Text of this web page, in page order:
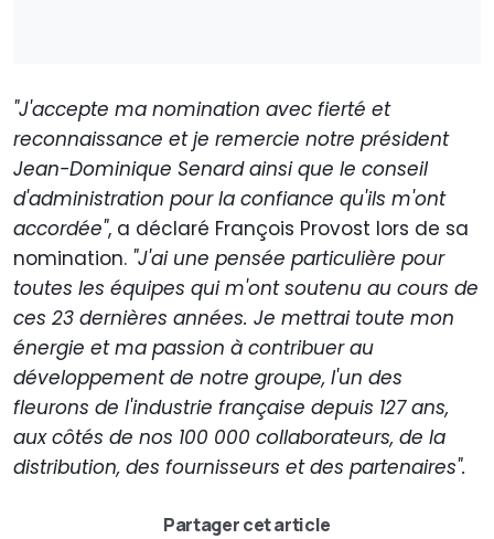
"J'accepte ma nomination avec fierté et
reconnaissance et je remercie notre président
Jean-Dominique Senard ainsi que le conseil
d'administration pour la confiance qu'ils m'ont
accordée", a déclaré François Provost lors de sa
nomination. "J'ai une pensée particulière pour
toutes les équipes qui m'ont soutenu au cours de
ces 23 dernières années. Je mettrai toute mon
énergie et ma passion à contribuer au
développement de notre groupe, l'un des
fleurons de l'industrie française depuis 127 ans,
aux côtés de nos 100 000 collaborateurs, de la
distribution, des fournisseurs et des partenaires".
Partager cet article